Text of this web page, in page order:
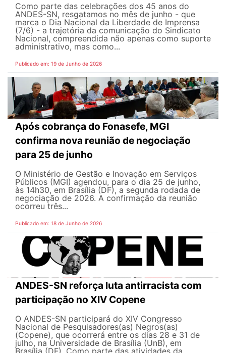
Como parte das celebrações dos 45 anos do
ANDES-SN, resgatamos no mês de junho - que
marca o Dia Nacional da Liberdade de Imprensa
(7/6) - a trajetória da comunicação do Sindicato
Nacional, compreendida não apenas como suporte
administrativo, mas como...
Publicado em: 19 de Junho de 2026
Após cobrança do Fonasefe, MGI
confirma nova reunião de negociação
para 25 de junho
O Ministério de Gestão e Inovação em Serviços
Públicos (MGI) agendou, para o dia 25 de junho,
às 14h30, em Brasília (DF), a segunda rodada de
negociação de 2026. A confirmação da reunião
ocorreu três...
Publicado em: 18 de Junho de 2026
ANDES-SN reforça luta antirracista com
participação no XIV Copene
O ANDES-SN participará do XIV Congresso
Nacional de Pesquisadores(as) Negros(as)
(Copene), que ocorrerá entre os dias 28 e 31 de
julho, na Universidade de Brasília (UnB), em